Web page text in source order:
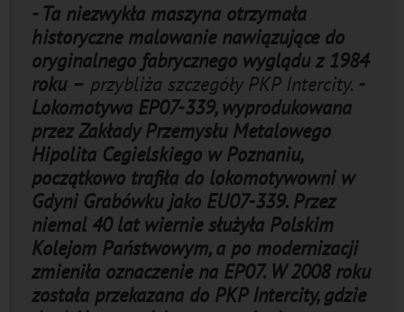
- Ta niezwykła maszyna otrzymała
historyczne malowanie nawiązujące do
oryginalnego fabrycznego wyglądu z 1984
roku – przybliża szczegóły PKP Intercity. -
Lokomotywa EP07-339, wyprodukowana
przez Zakłady Przemysłu Metalowego
Hipolita Cegielskiego w Poznaniu,
początkowo trafiła do lokomotywowni w
Gdyni Grabówku jako EU07-339. Przez
niemal 40 lat wiernie służyła Polskim
Kolejom Państwowym, a po modernizacji
zmieniła oznaczenie na EP07. W 2008 roku
została przekazana do PKP Intercity, gdzie